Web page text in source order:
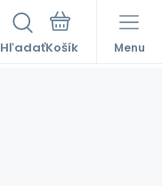
Hľadať Menu